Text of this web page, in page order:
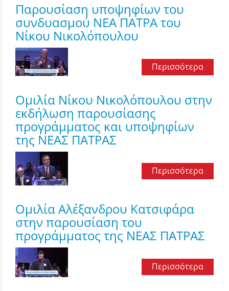
Παρουσίαση υποψηφίων του
συνδυασμού ΝΕΑ ΠΑΤΡΑ του
Νίκου Νικολόπουλου
Περισσότερα
Ομιλία Νίκου Νικολόπουλου στην
εκδήλωση παρουσίασης
προγράμματος και υποψηφίων
της ΝΕΑΣ ΠΑΤΡΑΣ
Περισσότερα
Ομιλία Αλέξανδρου Κατσιφάρα
στην παρουσίαση του
προγράμματος της ΝΕΑΣ ΠΑΤΡΑΣ
Περισσότερα